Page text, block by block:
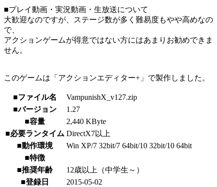
■プレイ動画・実況動画・生放送について
大歓迎なのですが、ステージ数が多く難易度もやや高めなの
で、
アクションゲームが得意ではない方にはあまりお勧めできま
せん。
このゲームは「アクションエディター+」で製作しました。
■ファイル名
VampunishX_v127.zip
■バージョン
1.27
■容量
2,440 KByte
■必要ランタイム DirectX7以上
■動作環境
Win XP/7 32bit/7 64bit/10 32bit/10 64bit
■特徴
■推奨年齢
12歳以上（中学生～）
■登録日
2015-05-02